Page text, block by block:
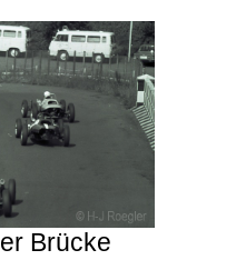
Brücke